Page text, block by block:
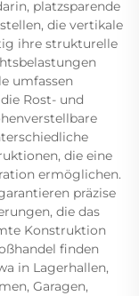
platzsparende
die vertikale
ihre strukturelle
umfassen
Rost- und
die eine
ermöglichen.
präzise
die das
Konstruktion
finden
in Lagerhallen,
Garagen,